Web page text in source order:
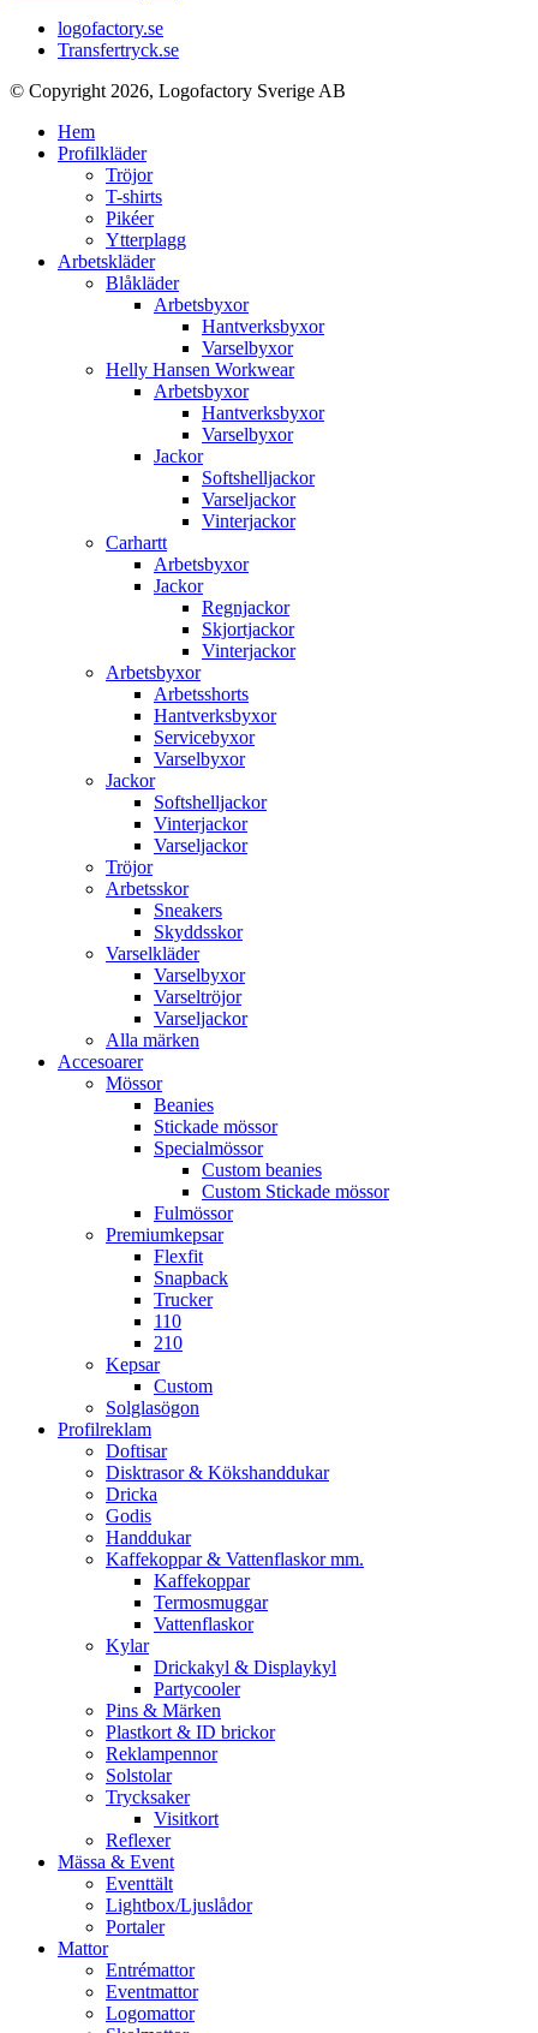
logofactory.se
Transfertryck.se
© Copyright 2026, Logofactory Sverige AB
Hem
Profilkläder
Tröjor
T-shirts
Pikéer
Ytterplagg
Arbetskläder
Blåkläder
Arbetsbyxor
Hantverksbyxor
Varselbyxor
Helly Hansen Workwear
Arbetsbyxor
Hantverksbyxor
Varselbyxor
Jackor
Softshelljackor
Varseljackor
Vinterjackor
Carhartt
Arbetsbyxor
Jackor
Regnjackor
Skjortjackor
Vinterjackor
Arbetsbyxor
Arbetsshorts
Hantverksbyxor
Servicebyxor
Varselbyxor
Jackor
Softshelljackor
Vinterjackor
Varseljackor
Tröjor
Arbetsskor
Sneakers
Skyddsskor
Varselkläder
Varselbyxor
Varseltröjor
Varseljackor
Alla märken
Accesoarer
Mössor
Beanies
Stickade mössor
Specialmössor
Custom beanies
Custom Stickade mössor
Fulmössor
Premiumkepsar
Flexfit
Snapback
Trucker
110
210
Kepsar
Custom
Solglasögon
Profilreklam
Doftisar
Disktrasor & Kökshanddukar
Dricka
Godis
Handdukar
Kaffekoppar & Vattenflaskor mm.
Kaffekoppar
Termosmuggar
Vattenflaskor
Kylar
Drickakyl & Displaykyl
Partycooler
Pins & Märken
Plastkort & ID brickor
Reklampennor
Solstolar
Trycksaker
Visitkort
Reflexer
Mässa & Event
Eventtält
Lightbox/Ljuslådor
Portaler
Mattor
Entrémattor
Eventmattor
Logomattor